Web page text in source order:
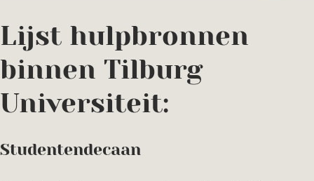
Lijst hulpbronnen
binnen Tilburg
Universiteit:
Studentendecaan